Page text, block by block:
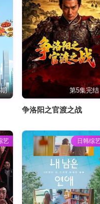
第5集完结
争洛阳之官渡之战
艺 日韩综